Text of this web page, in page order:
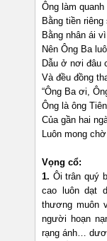
Ông làm
Bằng tiền
Bằng nhân ái
Nên Ông Ba
Dẫu ở nơi đâu
Và đều đồng
“Ông Ba ơi,
Ông là ông
Của gần hai
Luôn mong
Vọng cổ:
1. Ôi trân quý
cao luôn dạt
thương muôn
người hoạn
rạng ánh…